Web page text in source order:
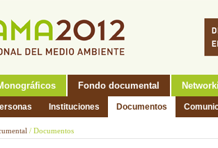
Fondo documental
Instituciones Documentos
/ Documentos